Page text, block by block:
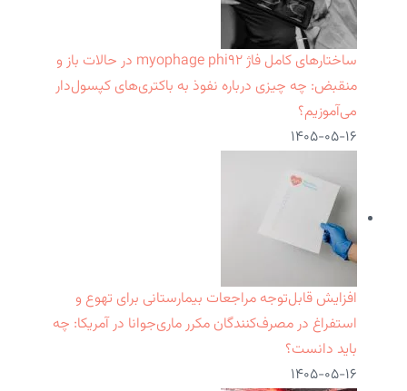
ساختارهای کامل فاژ myophage phi۹۲ در حالات باز و
منقبض: چه چیزی درباره نفوذ به باکتری‌های کپسول‌دار
می‌آموزیم؟
۱۴۰۵-۰۵-۱۶
افزایش قابل‌توجه مراجعات بیمارستانی برای تهوع و
استفراغ در مصرف‌کنندگان مکرر ماری‌جوانا در آمریکا: چه
باید دانست؟
۱۴۰۵-۰۵-۱۶